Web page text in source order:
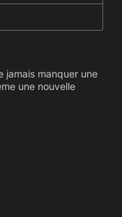
jamais manquer une
une nouvelle